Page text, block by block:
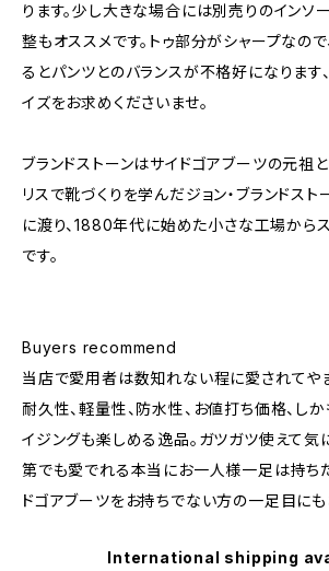
ります。少し大きな場合には別売りのインソ
整もオススメです。トゥ部分がシャープなの
るとパンツとのバランスが不格好になります
イズをお求めくださいませ。
ブランドストーンはサイドゴアブーツの元祖
リスで靴づくりを学んだジョン・ブランドスト
に渡り、1880年代に始めた小さな工場から
です。
Buyers recommend
当店で愛用者は数知れない程に愛されてや
耐久性、軽量性、防水性、お値打ち価格、し
イジングも楽しめる逸品。ガツガツ使えて気
第でも愛でれる本当にお一人様一足は持ち
ドゴアブーツをお持ちでない方の一足目にも
International shipping